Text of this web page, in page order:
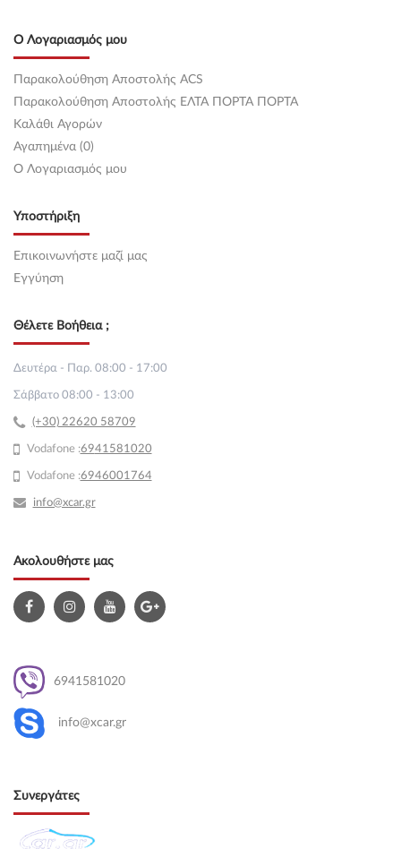
Ο Λογαριασμός μου
Παρακολούθηση Αποστολής ACS
Παρακολούθηση Αποστολής ΕΛΤΑ ΠΟΡΤΑ ΠΟΡΤΑ
Καλάθι Αγορών
Αγαπημένα (0)
O Λογαριασμός μου
Υποστήριξη
Επικοινωνήστε μαζί μας
Εγγύηση
Θέλετε Βοήθεια ;
Δευτέρα - Παρ. 08:00 - 17:00
Σάββατο 08:00 - 13:00
(+30) 22620 58709
Vodafone :6941581020
Vodafone :6946001764
info@xcar.gr
Ακολουθήστε μας
6941581020
info@xcar.gr
Συνεργάτες